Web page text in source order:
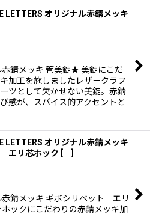
オリジナル赤錆メッキ
錆メッキ 管美錠★ 美錠にこだ
加工を施しましたレザークラフ
ツとして欠かせない美錠。赤錆
感が、スパイス的アクセントと
オリジナル赤錆メッキ
エリ芯ホック
錆メッキ ギボシリベット エリ
ックにこだわりの赤錆メッキ加